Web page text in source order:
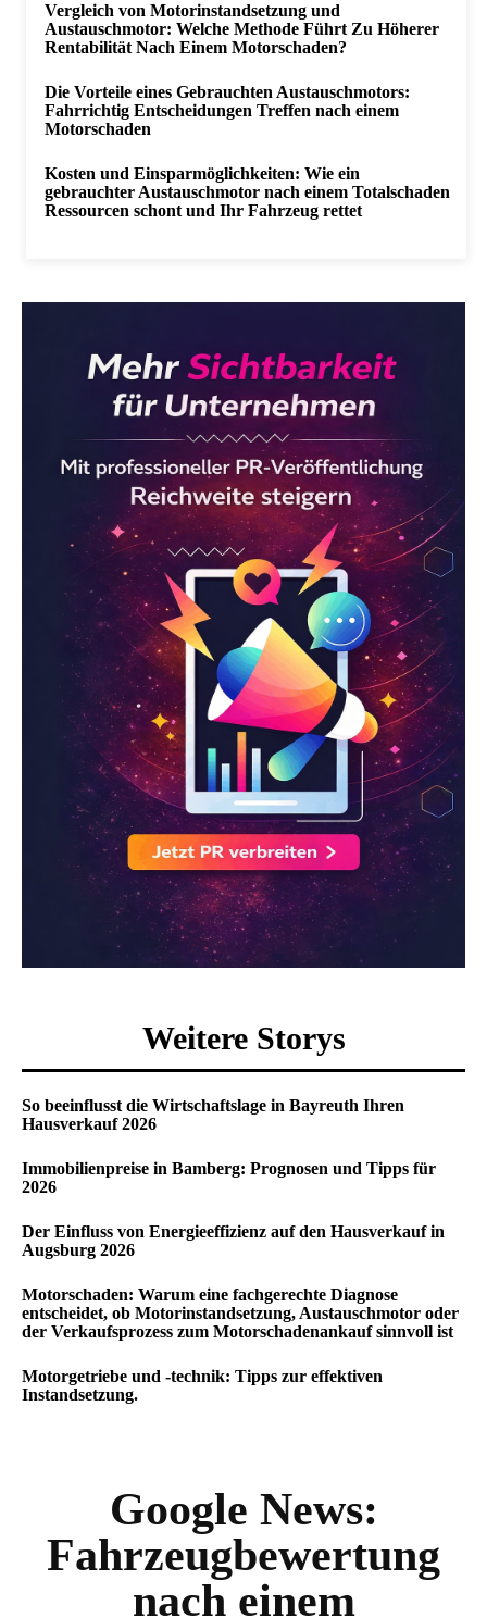
Vergleich von Motorinstandsetzung und
Austauschmotor: Welche Methode Führt Zu Höherer
Rentabilität Nach Einem Motorschaden?
Die Vorteile eines Gebrauchten Austauschmotors:
Fahrrichtig Entscheidungen Treffen nach einem
Motorschaden
Kosten und Einsparmöglichkeiten: Wie ein
gebrauchter Austauschmotor nach einem Totalschaden
Ressourcen schont und Ihr Fahrzeug rettet
Weitere Storys
So beeinflusst die Wirtschaftslage in Bayreuth Ihren
Hausverkauf 2026
Immobilienpreise in Bamberg: Prognosen und Tipps für
2026
Der Einfluss von Energieeffizienz auf den Hausverkauf in
Augsburg 2026
Motorschaden: Warum eine fachgerechte Diagnose
entscheidet, ob Motorinstandsetzung, Austauschmotor oder
der Verkaufsprozess zum Motorschadenankauf sinnvoll ist
Motorgetriebe und -technik: Tipps zur effektiven
Instandsetzung.
Google News:
Fahrzeugbewertung
nach einem